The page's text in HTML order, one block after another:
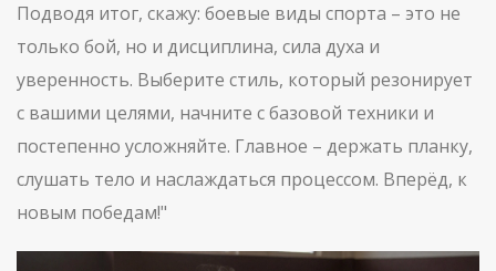
Подводя итог, скажу: боевые виды спорта – это не
только бой, но и дисциплина, сила духа и
уверенность. Выберите стиль, который резонирует
с вашими целями, начните с базовой техники и
постепенно усложняйте. Главное – держать планку,
слушать тело и наслаждаться процессом. Вперёд, к
новым победам!"